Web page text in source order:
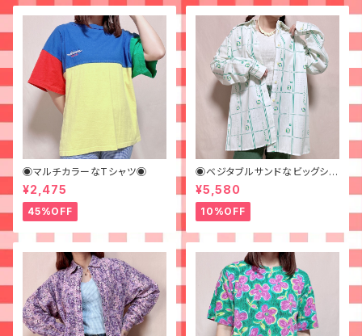
◉マルチカラーなTシャツ◉
¥2,475
45%OFF
◉ベジタブルサンドなビッグシャ
ツ◉ 古着 柄シャツ 70s 緑 幾
何学模様
¥5,580
10%OFF